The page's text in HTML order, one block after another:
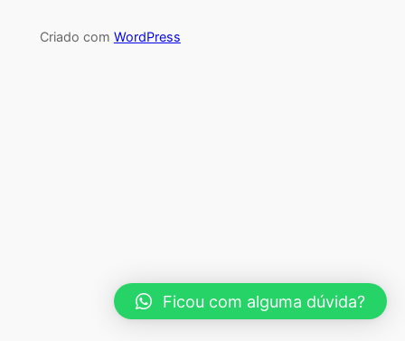
Criado com WordPress
Ficou com alguma dúvida?